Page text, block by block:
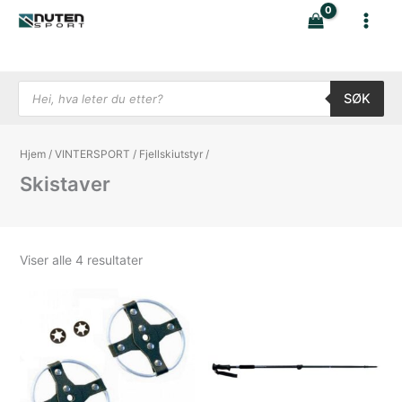
rett
Products search
SØK
Hjem /VINTERSPORT / Fjellskiutstyr /
Skistaver
Viser alle 4 resultaterSortert